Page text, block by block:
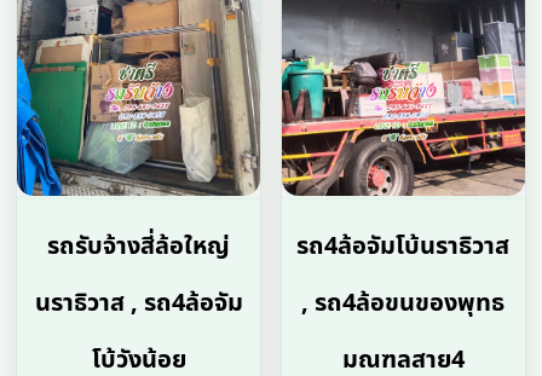
รถรับจ้างสี่ล้อใหญ่
นราธิวาส , รถ4ล้อจัม
โบ้วังน้อย
รถ4ล้อจัมโบ้นราธิวาส
, รถ4ล้อขนของพุทธ
มณฑลสาย4